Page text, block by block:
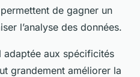
de gagner un
l’analyse des données.
adaptée aux spécificités
grandement améliorer la